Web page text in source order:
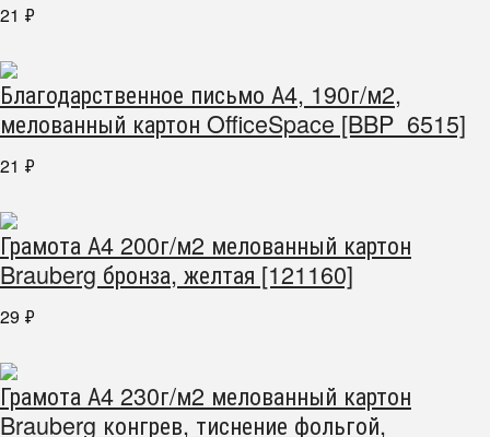
21 ₽
Благодарственное письмо А4, 190г/м2,
мелованный картон OfficeSpace [BBP_6515]
21 ₽
Грамота А4 200г/м2 мелованный картон
Brauberg бронза, желтая [121160]
29 ₽
Грамота А4 230г/м2 мелованный картон
Brauberg конгрев, тиснение фольгой,